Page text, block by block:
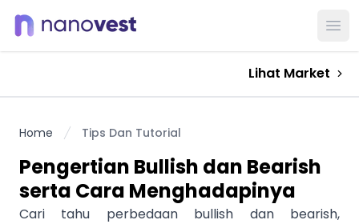
Lihat Market
Home Tips Dan Tutorial
Pengertian Bullish dan Bearish
serta Cara Menghadapinya
Cari tahu perbedaan bullish dan bearish,